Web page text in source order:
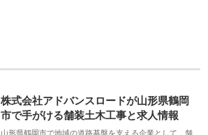
株式会社アドバンスロードが山形県鶴岡
市で手がける舗装土木工事と求人情報
山形県鶴岡市で地域の道路基盤を支える企業として、舗